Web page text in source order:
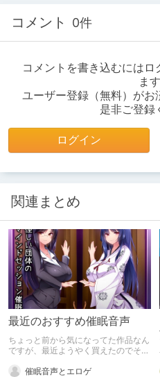
コメント 0件
コメントを書き込むにはロ
ます
ユーザー登録（無料）が
是非ご登録
ログイン
関連まとめ
最近のおすすめ催眠音声
ちょっと前から気になってた作品なん
ですが、最近ようやく買えたのでその
催眠音声とエロゲ